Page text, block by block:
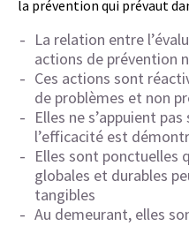
la prévention qui prévaut
La relation entre
actions de prévention
Ces actions sont
de problèmes et non
Elles ne s’appuient
l’efficacité est
Elles sont ponctuelles
globales et durables
tangibles
Au demeurant, elles